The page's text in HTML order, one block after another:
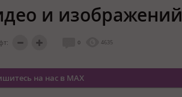
и изображений
0 4635
на нас в MAX